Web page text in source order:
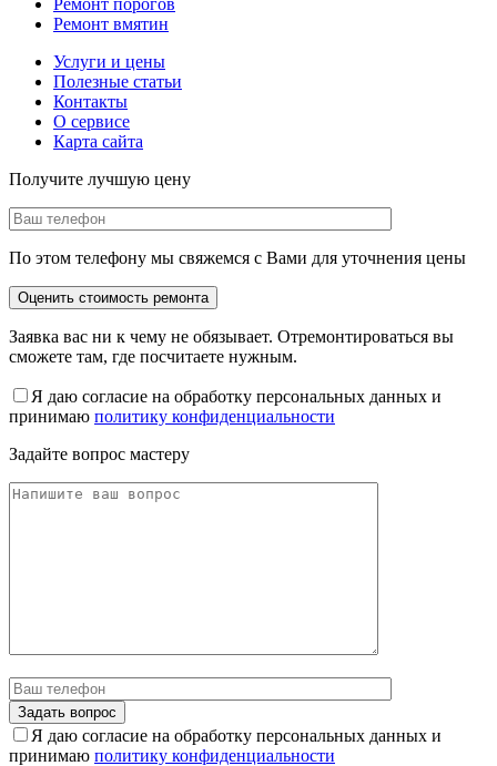
Ремонт порогов
Ремонт вмятин
Услуги и цены
Полезные статьи
Контакты
О сервисе
Карта сайта
Получите лучшую цену
По этом телефону мы свяжемся с Вами для уточнения цены
Заявка вас ни к чему не обязывает. Отремонтироваться вы
сможете там, где посчитаете нужным.
Я даю согласие на обработку персональных данных и
принимаю политику конфиденциальности
Задайте вопрос мастеру
Я даю согласие на обработку персональных данных и
принимаю политику конфиденциальности